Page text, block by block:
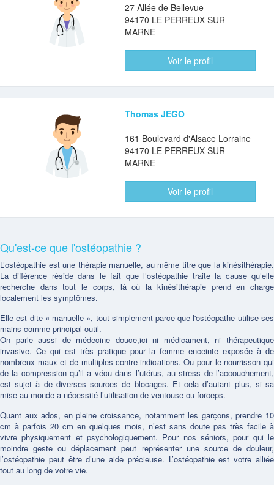
27 Allée de Bellevue
94170 LE PERREUX SUR
MARNE
Voir le profil
Thomas JEGO
161 Boulevard d'Alsace Lorraine
94170 LE PERREUX SUR
MARNE
Voir le profil
Qu'est-ce que l'ostéopathie ?
L’ostéopathie est une thérapie manuelle, au même titre que la kinésithérapie.
La différence réside dans le fait que l’ostéopathie traite la cause qu’elle
recherche dans tout le corps, là où la kinésithérapie prend en charge
localement les symptômes.
Elle est dite « manuelle », tout simplement parce-que l'ostéopathe utilise ses
mains comme principal outil.
On parle aussi de médecine douce,ici ni médicament, ni thérapeutique
invasive. Ce qui est très pratique pour la femme enceinte exposée à de
nombreux maux et de multiples contre-indications. Ou pour le nourrisson qui
de la compression qu’il a vécu dans l’utérus, au stress de l’accouchement,
est sujet à de diverses sources de blocages. Et cela d’autant plus, si sa
mise au monde a nécessité l’utilisation de ventouse ou forceps.
Quant aux ados, en pleine croissance, notamment les garçons, prendre 10
cm à parfois 20 cm en quelques mois, n’est sans doute pas très facile à
vivre physiquement et psychologiquement. Pour nos séniors, pour qui le
moindre geste ou déplacement peut représenter une source de douleur,
l’ostéopathie peut être d’une aide précieuse. L’ostéopathie est votre alliée
tout au long de votre vie.